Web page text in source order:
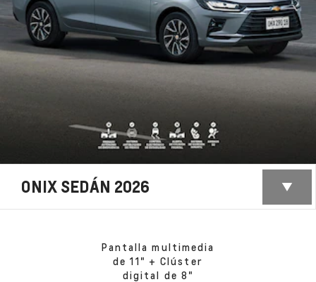
ONIX SEDÁN 2026
Pantalla multimedia
de 11" + Clúster
digital de 8"